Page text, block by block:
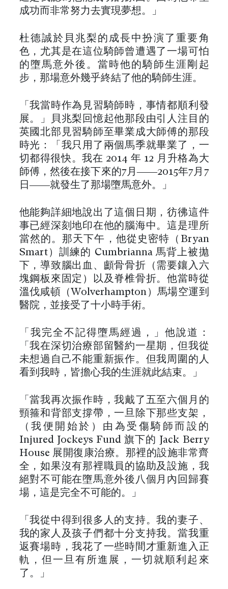
成功而非常努力去實現夢想。」
杜德誠於貝兆梨的成長中扮演了重要角
色，尤其是在這位騎師曾遭遇了一場可怕
的墮馬意外後。當時他的騎師生涯剛起
步，那場意外幾乎終結了他的騎師生涯。
「我當時作為見習騎師時，事情都順利發
展。」貝兆梨回憶起他那段由引人注目的
英國北部見習騎師至畢業成大師傅的那段
時光：「我只用了兩個馬季就畢業了，一
切都得很快。我在 2014 年 12 月升格為大
師傅，然後在接下來的7月——2015年7月7
日——就發生了那場墮馬意外。」
他能夠詳細地說出了這個日期，彷彿這件
事已經深刻地印在他的腦海中。這是理所
當然的。那天下午，他從史密特（Bryan
Smart）訓練的 Cumbrianna 馬背上被拋
下，導致腦出血、顱骨骨折（需要鑲入六
塊鋼板來固定）以及脊椎骨折。他當時從
溫伐咸頓（Wolverhampton）馬場空運到
醫院，並接受了十小時手術。
「我完全不記得墮馬經過，」他說道：
「我在深切治療部留醫約一星期，但我從
未想過自己不能重新振作。但我周圍的人
看到我時，皆擔心我的生涯就此結束。」
「當我再次振作時，我戴了五至六個月的
頸箍和背部支撐帶，一旦除下那些支架，
（我便開始於）由為受傷騎師而設的
Injured Jockeys Fund 旗下的 Jack Berry
House 展開復康治療。那裡的設施非常齊
全，如果沒有那裡職員的協助及設施，我
絕對不可能在墮馬意外後八個月內回歸賽
場，這是完全不可能的。」
「我從中得到很多人的支持。我的妻子、
我的家人及孩子們都十分支持我。當我重
返賽場時，我花了一些時間才重新進入正
軌，但一旦有所進展，一切就順利起來
了。」